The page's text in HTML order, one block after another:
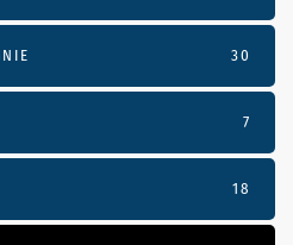
30
7
18